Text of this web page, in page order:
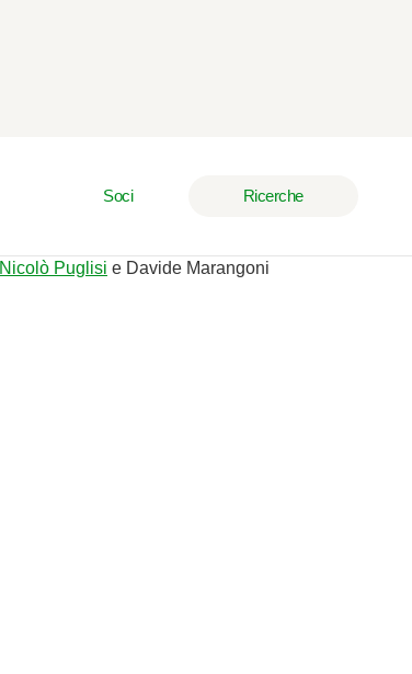
Soci Ricerche
Nicolò Puglisi e Davide Marangoni